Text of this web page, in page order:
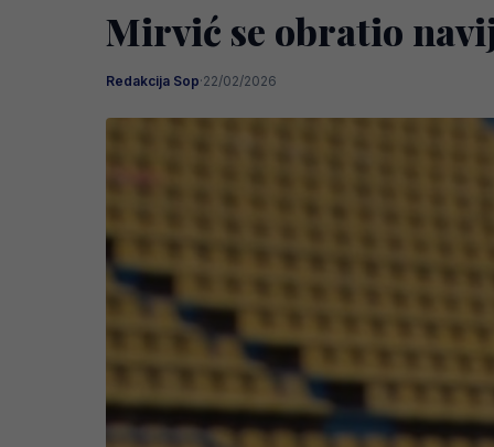
Mirvić se obratio
Redakcija Sop·22/02/2026